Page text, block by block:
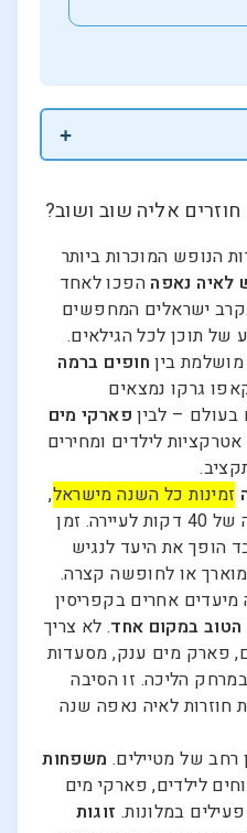
אליה שוב ושוב?
הנופש המוכרות ביותר
לאיה נאפה הפכו לאחד
ישראלים המחפשים
תוכן לכל הגילאים.
בין חופים ברמה
גרקו נמצאים
בעולם – לבין פארקי מים
לילדים ומחירים
זמינות כל השנה מישראל,
עם נחיתה בלרנקה ונסיעה של 40 דקות לעיירה. זמן
הופך את היעד לנגיש
או לחופשה קצרה.
אחרים בקפריסין
הטוב במקום אחד. לא צריך
פארק מים ענק, מסעדות
הליכה. זו הסיבה
חוזרות לאיה נאפה שנה
רחב של מטיילים. משפחות
לילדים, פארקי מים
במלונות. זוגות